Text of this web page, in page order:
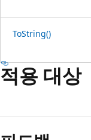
ToString()
적용 대상
기